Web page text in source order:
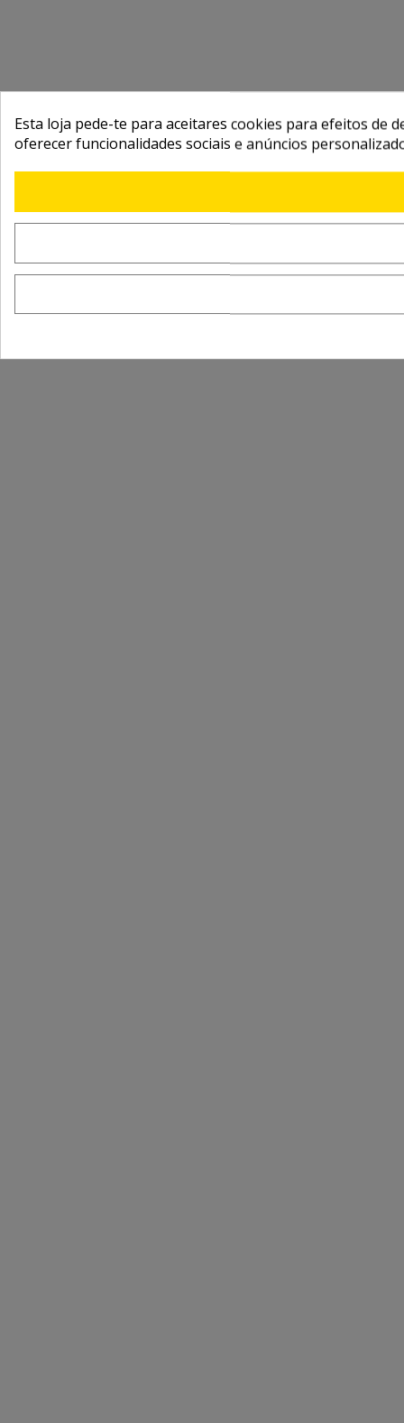
Esta loja pede-te para aceitares cookies para efeitos de
oferecer funcionalidades sociais e anúncios